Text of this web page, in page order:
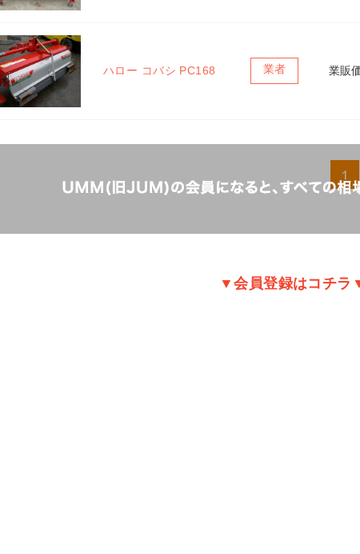
ハロー コバシ PC168 業販
▼会員登録はコチ